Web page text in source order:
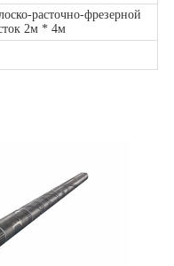
расточно-фрезерной
2м * 4м